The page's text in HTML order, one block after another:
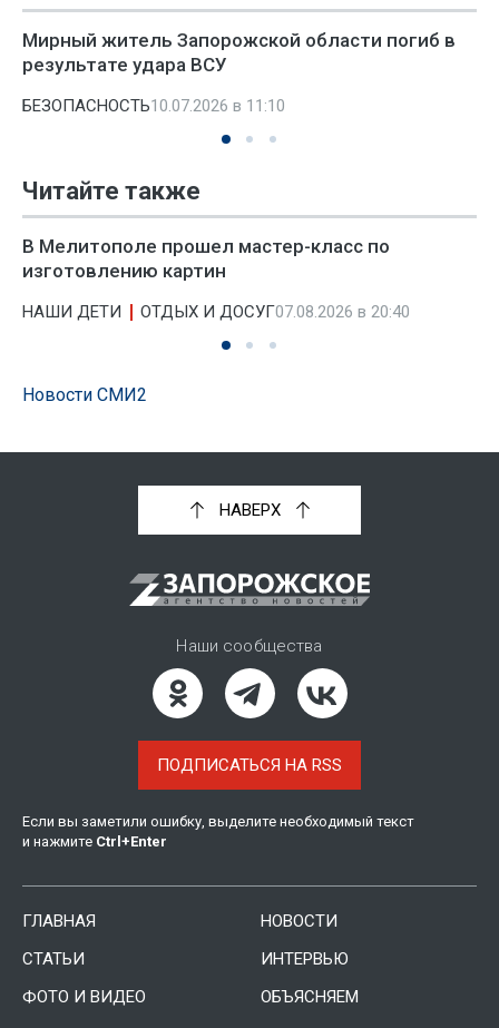
Мирный житель Запорожской области погиб в
результате удара ВСУ
БЕЗОПАСНОСТЬ10.07.2026 в 11:10
Читайте также
В Мелитополе прошел мастер-класс по
изготовлению картин
НАШИ ДЕТИ ОТДЫХ И ДОСУГ07.08.2026 в 20:40
Новости СМИ2
НАВЕРХ
Наши сообщества
ПОДПИСАТЬСЯ НА RSS
Если вы заметили ошибку, выделите необходимый текст
и нажмите Ctrl +Enter
ГЛАВНАЯ
НОВОСТИ
СТАТЬИ
ИНТЕРВЬЮ
ФОТО И ВИДЕО
ОБЪЯСНЯЕМ